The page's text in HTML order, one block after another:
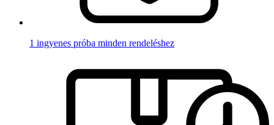
1 ingyenes próba minden rendeléshez